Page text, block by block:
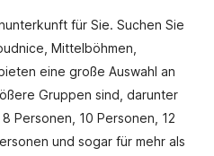
für Sie. Suchen Sie
Mittelböhmen,
eine große Auswahl an
Gruppen sind, darunter
Personen, 10 Personen, 12
und sogar für mehr als